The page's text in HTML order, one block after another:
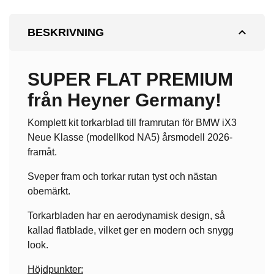
expand_less
BESKRIVNING
SUPER FLAT PREMIUM
från Heyner Germany!
Komplett kit torkarblad till framrutan för BMW iX3
Neue Klasse (modellkod NA5) årsmodell 2026-
framåt.
Sveper fram och torkar rutan tyst och nästan
obemärkt.
Torkarbladen har en aerodynamisk design, så
kallad flatblade, vilket ger en modern och snygg
look.
Höjdpunkter: